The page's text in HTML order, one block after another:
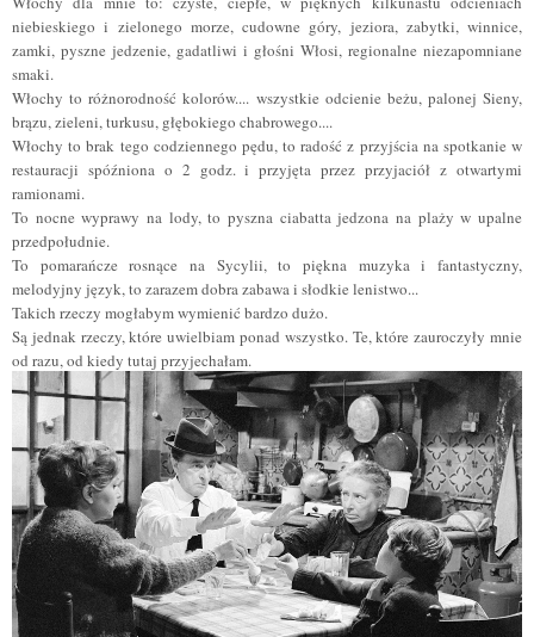
niebieskiego i zielonego morze, cudowne góry, jeziora, zabytki, winnice,
zamki, pyszne jedzenie, gadatliwi i głośni Włosi, regionalne niezapomniane
smaki.
Włochy to różnorodność kolorów.... wszystkie odcienie beżu, palonej Sieny,
brązu, zieleni, turkusu, głębokiego chabrowego....
Włochy to brak tego codziennego pędu, to radość z przyjścia na spotkanie w
restauracji spóźniona o 2 godz. i przyjęta przez przyjaciół z otwartymi
ramionami.
To nocne wyprawy na lody, to pyszna ciabatta jedzona na plaży w upalne
przedpołudnie.
To pomarańcze rosnące na Sycylii, to piękna muzyka i fantastyczny,
melodyjny język, to zarazem dobra zabawa i słodkie lenistwo...
Takich rzeczy mogłabym wymienić bardzo dużo.
Są jednak rzeczy, które uwielbiam ponad wszystko. Te, które zauroczyły mnie
od razu, od kiedy tutaj przyjechałam.